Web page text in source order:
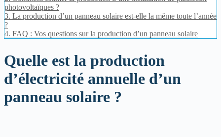
photovoltaïques ?
3. La production d’un panneau solaire est-elle la même toute l’année
?
4. FAQ : Vos questions sur la production d’un panneau solaire
Quelle est la production
d’électricité annuelle d’un
panneau solaire ?